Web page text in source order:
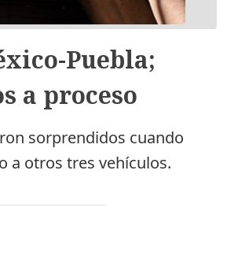
Puebla;
a proceso
sorprendidos cuando
a otros tres vehículos.